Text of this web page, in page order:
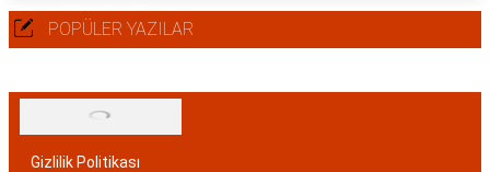
POPÜLER YAZILAR
Gizlilik Politikası